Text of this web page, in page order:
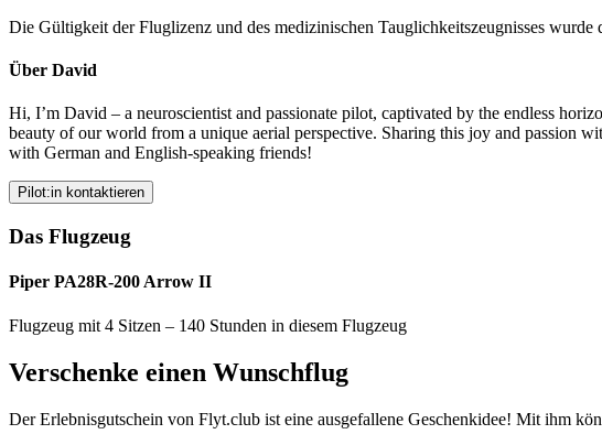
Die Gültigkeit der Fluglizenz und des medizinischen Tauglichkeitszeugnisses
Über David
Hi, I’m David – a neuroscientist and passionate pilot, captivated by the endless
beauty of our world from a unique aerial perspective. Sharing this joy and passion
with German and English-speaking friends!
Pilot:in kontaktieren
Das Flugzeug
Piper PA28R-200 Arrow II
Flugzeug mit 4 Sitzen – 140 Stunden in diesem Flugzeug
Verschenke einen Wunschflug
Der Erlebnisgutschein von Flyt.club ist eine ausgefallene Geschenkidee! Mit ihm